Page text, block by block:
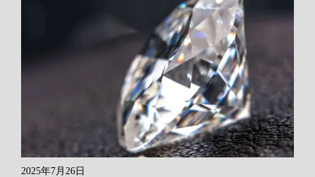
2025年7月26日